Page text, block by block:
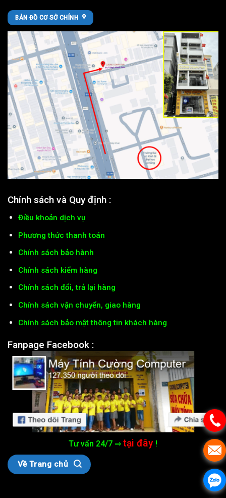
BẢN ĐỒ CƠ SỞ CHÍNH
Chính sách và Quy định :
Điều khoản dịch vụ
Phương thức thanh toán
Chính sách bảo hành
Chính sách kiểm hàng
Chính sách đổi, trả lại hàng
Chính sách vận chuyển, giao hàng
Chính sách bảo mật thông tin khách hàng
Fanpage Facebook :
Tư vấn 24/7 ⇒ tại đây !
Về Trang chủ